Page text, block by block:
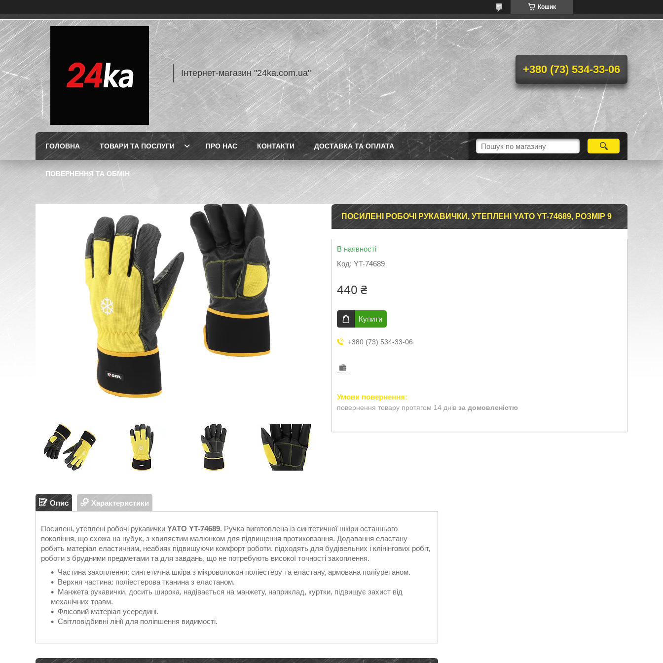
Кошик
Інтернет-магазин "24ka.com.ua" +380 (73) 534-33-06
ГОЛОВНА ТОВАРИ ТА ПОСЛУГИ ПРО НАС КОНТАКТИ ДОСТАВКА ТА ОПЛАТА
ПОВЕРНЕННЯ ТА ОБМІН
ПОСИЛЕНІ РОБОЧІ РУКАВИЧКИ, УТЕПЛЕНІ YATO YT-74689, РОЗМІР 9
В наявності
Код: YT-74689
440 ₴
Купити
+380 (73) 534-33-06
повернення товару протягом 14 днів за домовленістю
Опис Характеристики
Посилені, утеплені робочі рукавички YATO YT-74689. Ручка виготовлена із синтетичної шкіри останнього
покоління, що схожа на нубук, з хвилястим малюнком для підвищення протиковзання. Додавання еластану
робить матеріал еластичним, неабияк підвищуючи комфорт роботи. підходять для будівельних і клінінгових робіт,
роботи з брудними предметами та для завдань, що не потребують високої точності захоплення.
Частина захоплення: синтетична шкіра з мікроволокон поліестеру та еластану, армована поліуретаном.
Верхня частина: поліестерова тканина з еластаном.
Манжета рукавички, досить широка, надівається на манжету, наприклад, куртки, підвищує захист від
механічних травм.
Флісовий матеріал усередині.
Світловідбивні лінії для поліпшення видимості.